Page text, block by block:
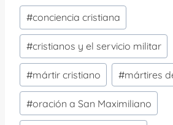
Etiquetas
de
la
entrada:
#conciencia cristiana
#cristianos y el servicio militar
#mártir cristiano #mártires
#oración a San Maximiliano